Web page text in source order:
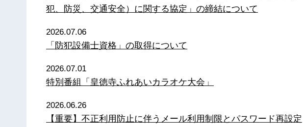
犯、防災、交通安全）に関する協定」の締結について
2026.07.06
「防犯設備士資格」の取得について
2026.07.01
特別番組「皇徳寺ふれあいカラオケ大会」
2026.06.26
【重要】不正利用防止に伴うメール利用制限とパスワード再設定